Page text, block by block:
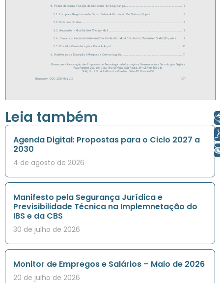
Leia também
Agenda Digital: Propostas para o Ciclo 2027 a
2030
4 de agosto de 2026
Manifesto pela Segurança Jurídica e
Previsibilidade Técnica na Implemnetação do
IBS e da CBS
30 de julho de 2026
Monitor de Empregos e Salários – Maio de 2026
20 de julho de 2026
Voz